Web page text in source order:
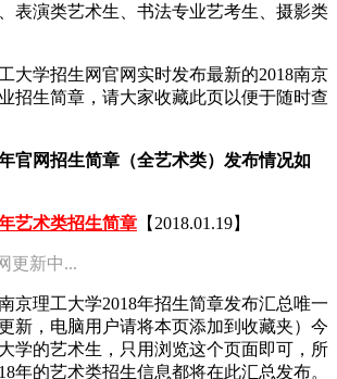
表演类艺术生、书法专业艺考生、摄影类
大学招生网官网实时发布最新的2018南京
招生简章，请大家收藏此页以便于随时查
官网招生简章（全艺术类）发布情况如
艺术类招生简章 【2018.01.19】
更新中...
京理工大学2018年招生简章发布汇总唯一
新，电脑用户请将本页添加到收藏夹）今
学的艺术生，只用浏览这个页面即可，所
年的艺术类招生信息都将在此汇总发布。